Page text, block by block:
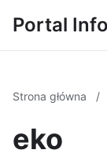
Portal
Strona główna /
eko